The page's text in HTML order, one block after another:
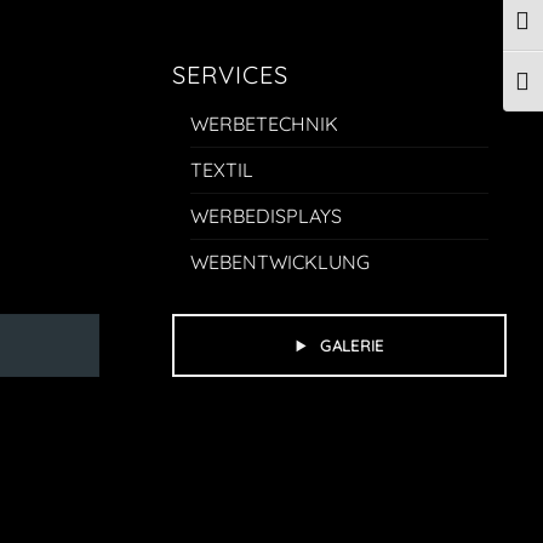
SERVICES
WERBETECHNIK
TEXTIL
WERBEDISPLAYS
WEBENTWICKLUNG
GALERIE